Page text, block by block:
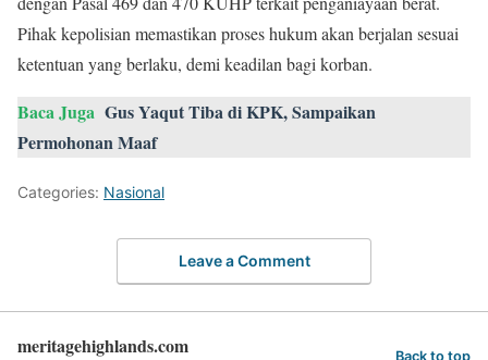
Pihak kepolisian memastikan proses hukum akan berjalan sesuai
ketentuan yang berlaku, demi keadilan bagi korban.
Baca Juga Gus Yaqut Tiba di KPK, Sampaikan
Permohonan Maaf
Categories: Nasional
Leave a Comment
meritagehighlands.com Back to top